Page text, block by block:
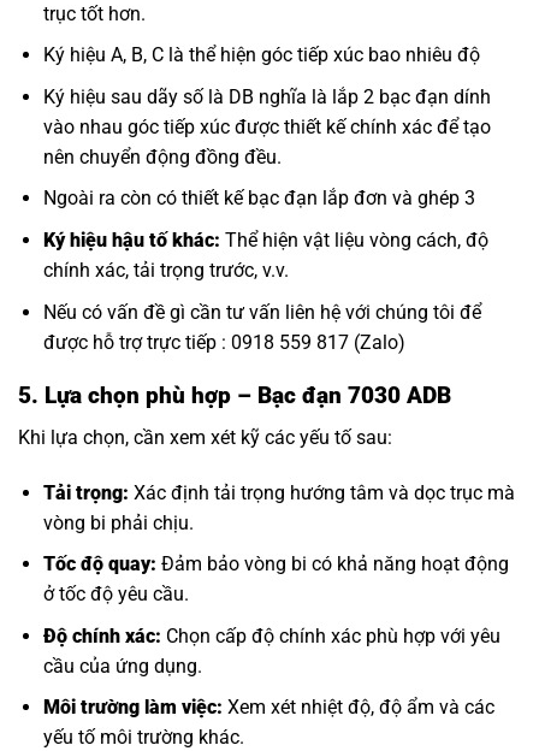
trục tốt hơn.
Ký hiệu A, B, C là thể hiện góc tiếp xúc bao nhiêu độ
Ký hiệu sau dãy số là DB nghĩa là lắp 2 bạc đạn dính
vào nhau góc tiếp xúc được thiết kế chính xác để tạo
nên chuyển động đồng đều.
Ngoài ra còn có thiết kế bạc đạn lắp đơn và ghép 3
Ký hiệu hậu tố khác: Thể hiện vật liệu vòng cách, độ
chính xác, tải trọng trước, v.v.
Nếu có vấn đề gì cần tư vấn liên hệ với chúng tôi để
được hỗ trợ trực tiếp : 0918 559 817 (Zalo)
5. Lựa chọn phù hợp – Bạc đạn 7030 ADB
Khi lựa chọn, cần xem xét kỹ các yếu tố sau:
Tải trọng: Xác định tải trọng hướng tâm và dọc trục mà
vòng bi phải chịu.
Tốc độ quay: Đảm bảo vòng bi có khả năng hoạt động
ở tốc độ yêu cầu.
Độ chính xác: Chọn cấp độ chính xác phù hợp với yêu
cầu của ứng dụng.
Môi trường làm việc: Xem xét nhiệt độ, độ ẩm và các
yếu tố môi trường khác.